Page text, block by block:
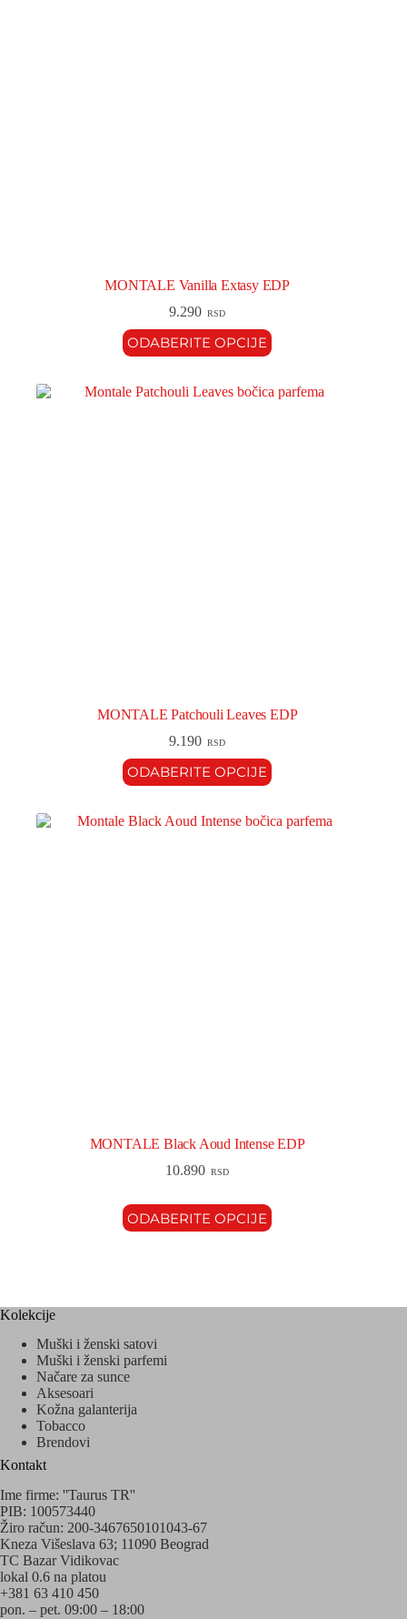
MONTALE Vanilla Extasy EDP
9.290 RSD
ODABERITE OPCIJE
MONTALE Patchouli Leaves EDP
9.190 RSD
ODABERITE OPCIJE
MONTALE Black Aoud Intense EDP
10.890 RSD
ODABERITE OPCIJE
Kolekcije
Muški i ženski satovi
Muški i ženski parfemi
Načare za sunce
Aksesoari
Kožna galanterija
Tobacco
Brendovi
Kontakt
Ime firme: ''Taurus TR''
PIB: 100573440
Žiro račun: 200-3467650101043-67
Kneza Višeslava 63; 11090 Beograd
TC Bazar Vidikovac
lokal 0.6 na platou
+381 63 410 450
pon. – pet. 09:00 – 18:00